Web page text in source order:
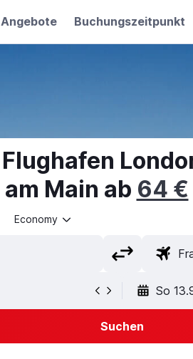
Angebote Buchungszeitpunkt
Main ab 64 €
Economy
So
Suchen